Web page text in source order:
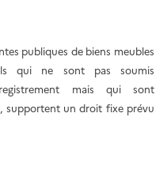
publiques de biens meubles
qui ne sont pas soumis
mais qui sont
supportent un droit fixe prévu